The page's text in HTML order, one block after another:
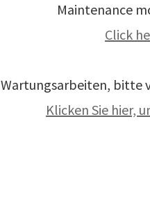
Maintenance
Click
Wartungsarbeiten, bitte
Klicken Sie hier,